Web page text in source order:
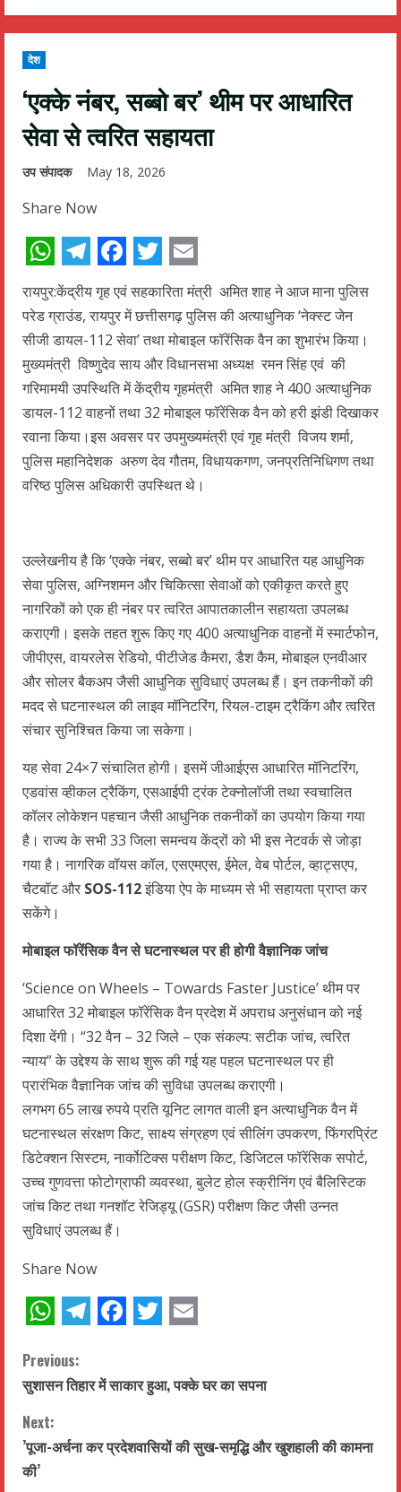
देश
‘एक्के नंबर, सब्बो बर’ थीम पर आधारित
सेवा से त्वरित सहायता
उप संपादक May 18, 2026
Share Now
WhatsApp
Telegram
Facebook
Twitter
Email
रायपुर:केंद्रीय गृह एवं सहकारिता मंत्री अमित शाह ने आज माना पुलिस
परेड ग्राउंड, रायपुर में छत्तीसगढ़ पुलिस की अत्याधुनिक ‘नेक्स्ट जेन
सीजी डायल-112 सेवा’ तथा मोबाइल फॉरेंसिक वैन का शुभारंभ किया।
मुख्यमंत्री विष्णुदेव साय और विधानसभा अध्यक्ष रमन सिंह एवं की
गरिमामयी उपस्थिति में केंद्रीय गृहमंत्री अमित शाह ने 400 अत्याधुनिक
डायल-112 वाहनों तथा 32 मोबाइल फॉरेंसिक वैन को हरी झंडी दिखाकर
रवाना किया।इस अवसर पर उपमुख्यमंत्री एवं गृह मंत्री विजय शर्मा,
पुलिस महानिदेशक अरुण देव गौतम, विधायकगण, जनप्रतिनिधिगण तथा
वरिष्ठ पुलिस अधिकारी उपस्थित थे।
उल्लेखनीय है कि ‘एक्के नंबर, सब्बो बर’ थीम पर आधारित यह आधुनिक
सेवा पुलिस, अग्निशमन और चिकित्सा सेवाओं को एकीकृत करते हुए
नागरिकों को एक ही नंबर पर त्वरित आपातकालीन सहायता उपलब्ध
कराएगी। इसके तहत शुरू किए गए 400 अत्याधुनिक वाहनों में स्मार्टफोन,
जीपीएस, वायरलेस रेडियो, पीटीजेड कैमरा, डैश कैम, मोबाइल एनवीआर
और सोलर बैकअप जैसी आधुनिक सुविधाएं उपलब्ध हैं। इन तकनीकों की
मदद से घटनास्थल की लाइव मॉनिटरिंग, रियल-टाइम ट्रैकिंग और त्वरित
संचार सुनिश्चित किया जा सकेगा।
यह सेवा 24×7 संचालित होगी। इसमें जीआईएस आधारित मॉनिटरिंग,
एडवांस व्हीकल ट्रैकिंग, एसआईपी ट्रंक टेक्नोलॉजी तथा स्वचालित
कॉलर लोकेशन पहचान जैसी आधुनिक तकनीकों का उपयोग किया गया
है। राज्य के सभी 33 जिला समन्वय केंद्रों को भी इस नेटवर्क से जोड़ा
गया है। नागरिक वॉयस कॉल, एसएमएस, ईमेल, वेब पोर्टल, व्हाट्सएप,
चैटबॉट और SOS-112इंडिया ऐप के माध्यम से भी सहायता प्राप्त कर
सकेंगे।
मोबाइल फॉरेंसिक वैन से घटनास्थल पर ही होगी वैज्ञानिक जांच
‘Science on Wheels – Towards Faster Justice’ थीम पर
आधारित 32 मोबाइल फॉरेंसिक वैन प्रदेश में अपराध अनुसंधान को नई
दिशा देंगी। “32 वैन – 32 जिले – एक संकल्प: सटीक जांच, त्वरित
न्याय” के उद्देश्य के साथ शुरू की गई यह पहल घटनास्थल पर ही
प्रारंभिक वैज्ञानिक जांच की सुविधा उपलब्ध कराएगी।
लगभग 65 लाख रुपये प्रति यूनिट लागत वाली इन अत्याधुनिक वैन में
घटनास्थल संरक्षण किट, साक्ष्य संग्रहण एवं सीलिंग उपकरण, फिंगरप्रिंट
डिटेक्शन सिस्टम, नार्कोटिक्स परीक्षण किट, डिजिटल फॉरेंसिक सपोर्ट,
उच्च गुणवत्ता फोटोग्राफी व्यवस्था, बुलेट होल स्क्रीनिंग एवं बैलिस्टिक
जांच किट तथा गनशॉट रेजिड्यू (GSR) परीक्षण किट जैसी उन्नत
सुविधाएं उपलब्ध हैं।
Share Now
C
o
n
t
Previous:
सुशासन तिहार में साकार हुआ, पक्के घर का सपना
Next:
’पूजा-अर्चना कर प्रदेशवासियों की सुख-समृद्धि और खुशहाली की कामना
की’